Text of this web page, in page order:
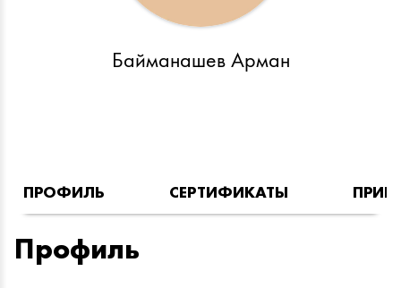
Байманашев Арман
ПРОФИЛЬ СЕРТИФИКАТЫ
Профиль